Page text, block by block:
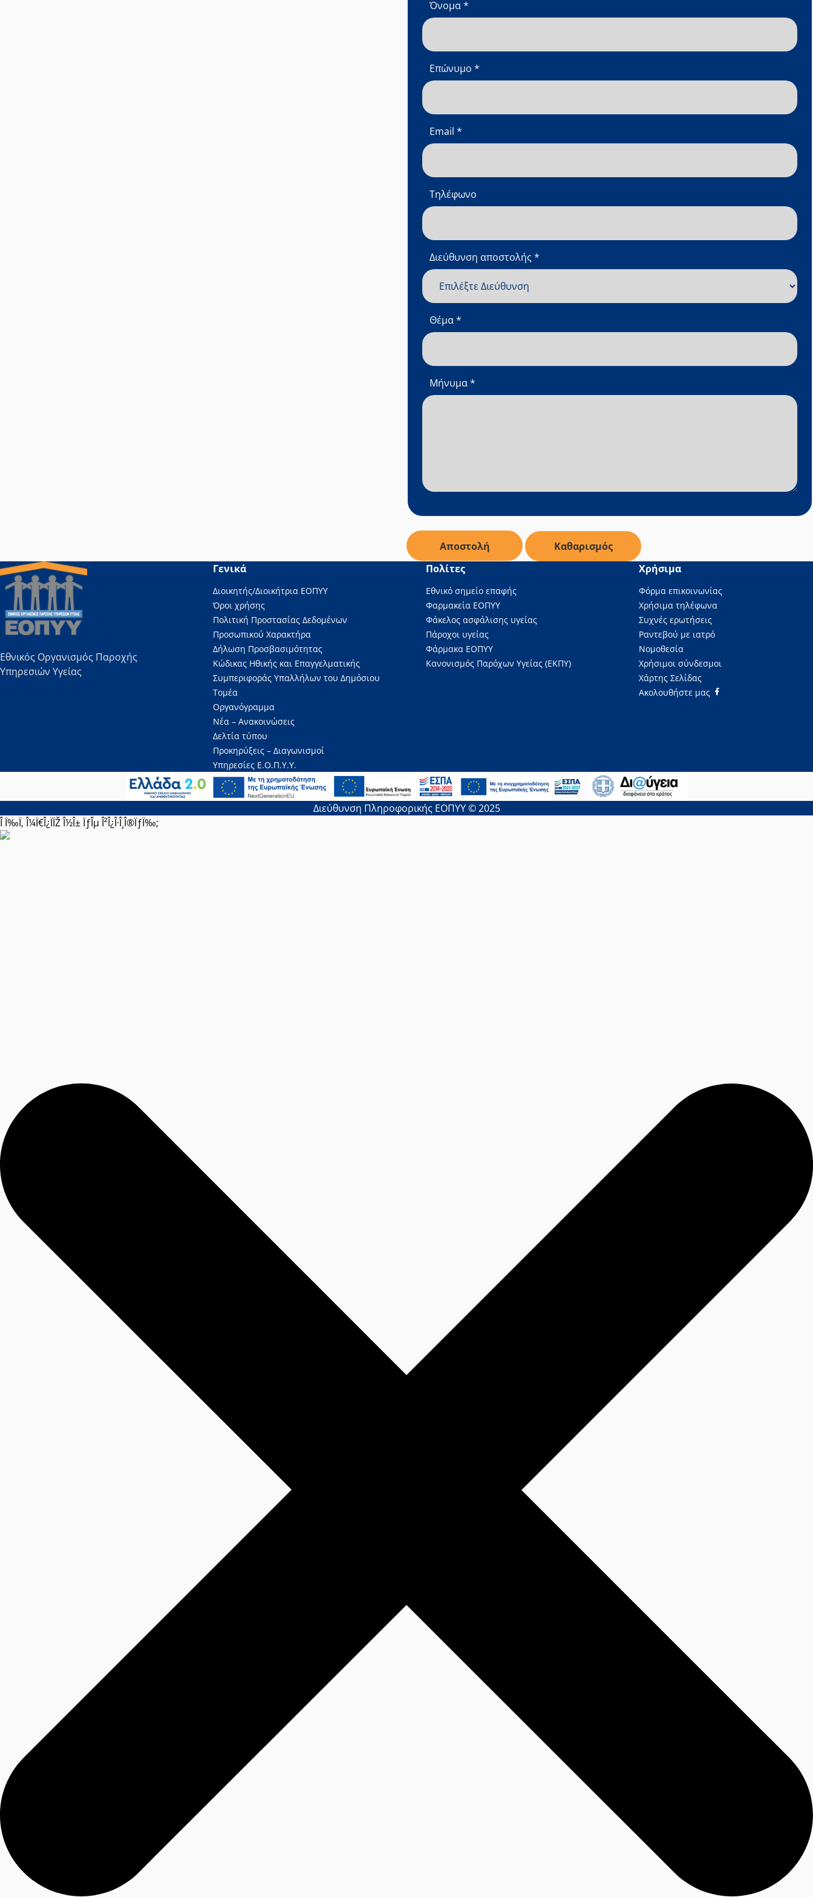
Όνομα*
Επώνυμο *
Email *
Τηλέφωνο
Διεύθυνση αποστολής*
Θέμα*
Μήνυμα*
Καθαρισμός
Εθνικός Οργανισμός Παροχής
Υπηρεσιών Υγείας
Γενικά
Διοικητής/Διοικήτρια ΕΟΠΥΥ
Όροι χρήσης
Πολιτική Προστασίας Δεδομένων
Προσωπικού Χαρακτήρα
Δήλωση Προσβασιμότητας
Κώδικας Ηθικής και Επαγγελματικής
Συμπεριφοράς Υπαλλήλων του Δημόσιου
Τομέα
Οργανόγραμμα
Νέα – Ανακοινώσεις
Δελτία τύπου
Προκηρύξεις – Διαγωνισμοί
Υπηρεσίες Ε.Ο.Π.Υ.Υ.
Πολίτες
Εθνικό σημείο επαφής
Φαρμακεία ΕΟΠΥΥ
Φάκελος ασφάλισης υγείας
Πάροχοι υγείας
Φάρμακα ΕΟΠΥΥ
Κανονισμός Παρόχων Υγείας (ΕΚΠΥ)
Χρήσιμα
Φόρμα επικοινωνίας
Χρήσιμα τηλέφωνα
Συχνές ερωτήσεις
Ραντεβού με ιατρό
Νομοθεσία
Χρήσιμοι σύνδεσμοι
Χάρτης Σελίδας
Ακολουθήστε μας
Διεύθυνση Πληροφορικής ΕΟΠΥΥ © 2025
Î Ï‰Ï‚ Î¼Ï€Î¿ÏÏŽ Î½Î± ÏƒÎµ Î²Î¿Î·Î¸Î®ÏƒÏ‰;